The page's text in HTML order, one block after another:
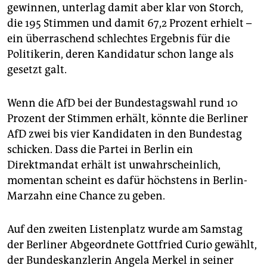
gewinnen, unterlag damit aber klar von Storch,
die 195 Stimmen und damit 67,2 Prozent erhielt –
ein überraschend schlechtes Ergebnis für die
Politikerin, deren Kandidatur schon lange als
gesetzt galt.
Wenn die AfD bei der Bundestagswahl rund 10
Prozent der Stimmen erhält, könnte die Berliner
AfD zwei bis vier Kandidaten in den Bundestag
schicken. Dass die Partei in Berlin ein
Direktmandat erhält ist unwahrscheinlich,
momentan scheint es dafür höchstens in Berlin-
Marzahn eine Chance zu geben.
Auf den zweiten Listenplatz wurde am Samstag
der Berliner Abgeordnete Gottfried Curio gewählt,
der Bundeskanzlerin Angela Merkel in seiner